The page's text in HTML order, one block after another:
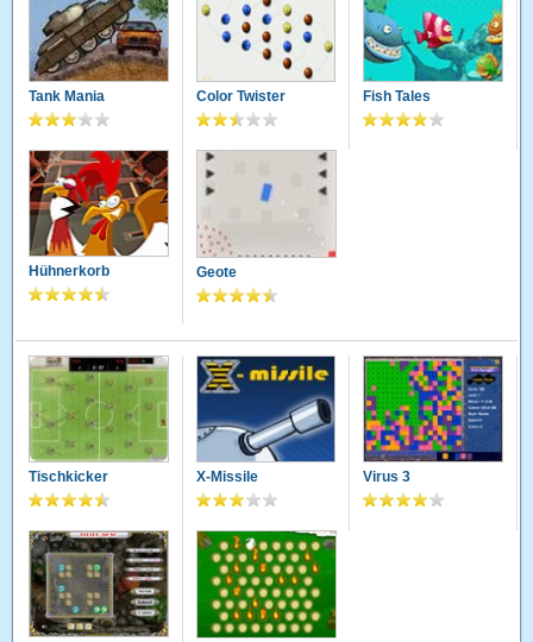
Tank Mania Color Twister Fish Tales
Hühnerkorb Geote
Tischkicker X-Missile Virus 3